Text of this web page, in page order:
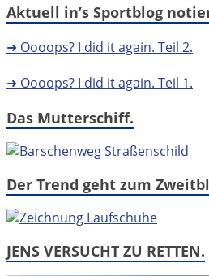
Aktuell in’s Sportblog
➜ Oooops? I did it again. Teil 2.
➜ Oooops? I did it again. Teil 1.
Das Mutterschiff.
Der Trend geht zum
JENS VERSUCHT ZU RETTEN.